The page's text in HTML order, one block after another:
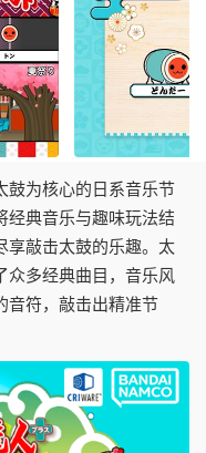
鼓为核心的日系音乐节
经典音乐与趣味玩法结
享敲击太鼓的乐趣。太
众多经典曲目，音乐风
音符，敲击出精准节